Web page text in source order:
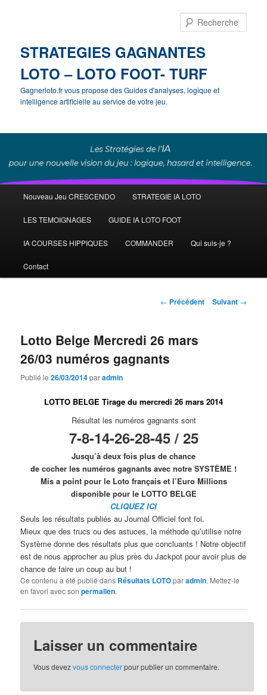
STRATEGIES GAGNANTES
LOTO – LOTO FOOT- TURF
Gagnerloto.fr vous propose des Guides d'analyses, logique et
intelligence artificielle au service de votre jeu.
principal
Aller
au
contenu
Nouveau Jeu CRESCENDO STRATEGIE IA LOTO
LES TEMOIGNAGES GUIDE IA LOTO FOOT
IA COURSES HIPPIQUES COMMANDER Qui suis-je ?
Contact
Navigation
← Précédent Suivant →
Lotto Belge Mercredi 26 mars
26/03 numéros gagnants
Publié le26/03/2014paradmin
LOTTO BELGE Tirage du mercredi 26 mars 2014
Résultat les numéros gagnants sont
7-8-14-26-28-45 / 25
Jusqu’à deux fois plus de chance
de cocher les numéros gagnants avec notre SYSTÈME !
Mis a point pour le Loto français et l’Euro Millions
disponible pour le LOTTO BELGE
CLIQUEZ ICI
Seuls les résultats publiés au Journal Officiel font foi.
Mieux que des trucs ou des astuces, la méthode qu’utilise notre
Système donne des résultats plus que concluants ! Notre objectif
est de nous approcher au plus près du Jackpot pour avoir plus de
chance de faire un coup au but !
Ce contenu a été publié dans Résultats LOTOparadmin. Mettez-le
en favori avec sonpermalien.
Laisser un commentaire
Vous devezvous connecterpour publier un commentaire.